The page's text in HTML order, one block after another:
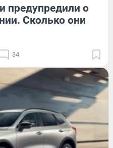
предупредили о
Сколько они
34